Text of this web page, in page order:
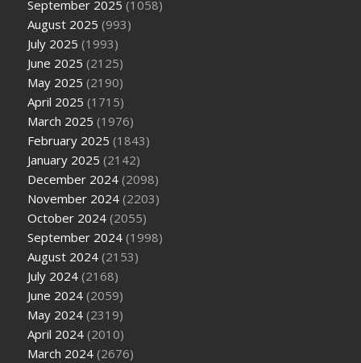
September 2025 (1058)
August 2025 (993)
July 2025 (1993)
June 2025 (2125)
May 2025 (2190)
April 2025 (1715)
March 2025 (1976)
February 2025 (1843)
January 2025 (2142)
December 2024 (2098)
November 2024 (2203)
October 2024 (2055)
September 2024 (1998)
August 2024 (2153)
July 2024 (2168)
June 2024 (2059)
May 2024 (2319)
April 2024 (2010)
March 2024 (2676)